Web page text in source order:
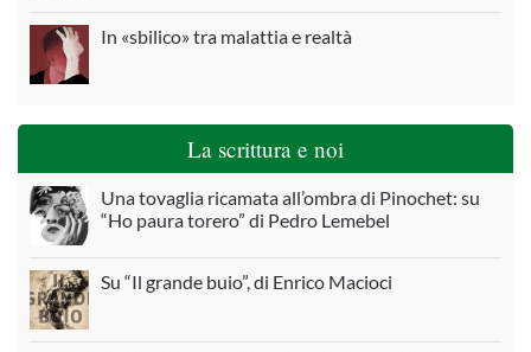
In «sbilico» tra malattia e realtà
La scrittura e noi
Una tovaglia ricamata all’ombra di Pinochet: su
“Ho paura torero” di Pedro Lemebel
Su “Il grande buio”, di Enrico Macioci